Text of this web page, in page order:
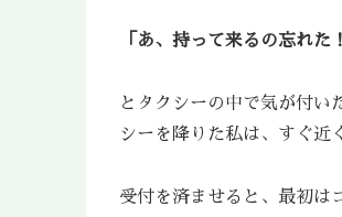
「あ、持って来るの忘れた
とタクシーの中で気が付い
シーを降りた私は、すぐ近
受付を済ませると、最初は